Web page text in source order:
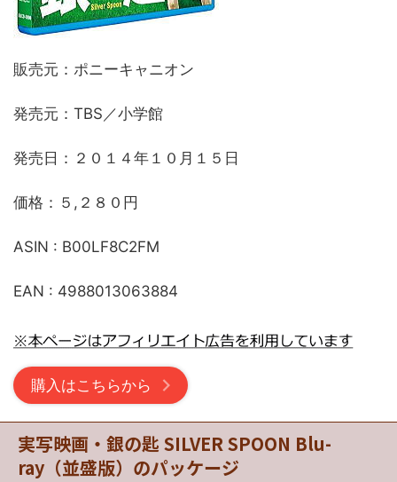
販売元：ポニーキャニオン
発売元：TBS／小学館
発売日：２０１４年１０月１５日
価格：５,２８０円
ASIN : B00LF8C2FM
EAN : 4988013063884
購入はこちらから
実写映画・銀の匙 SILVER SPOON Blu-
ray（並盛版）のパッケージ